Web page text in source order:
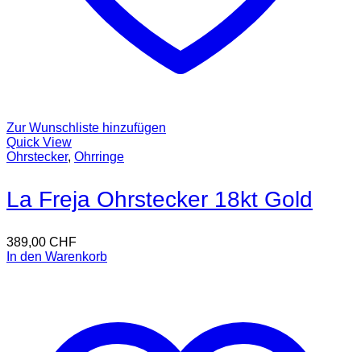
Zur Wunschliste hinzufügen
Quick View
Ohrstecker, Ohrringe
La Freja Ohrstecker 18kt Gold
389,00 CHF
In den Warenkorb